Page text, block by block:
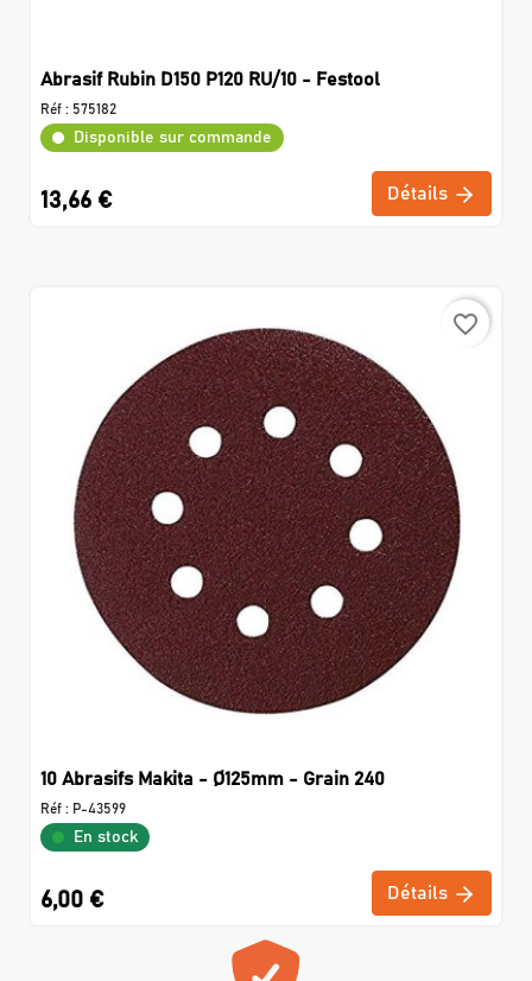
Abrasif Rubin D150 P120 RU/10 - Festool
Réf : 575182
Disponible sur commande
13,66 € Détails
favorite_border
10 Abrasifs Makita - Ø125mm - Grain 240
Réf : P-43599
En stock
6,00 € Détails